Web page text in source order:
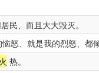
民、而且大大毁灭。
怒、就是我的烈怒、都
火 热。